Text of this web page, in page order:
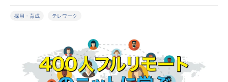
採用・育成 テレワーク